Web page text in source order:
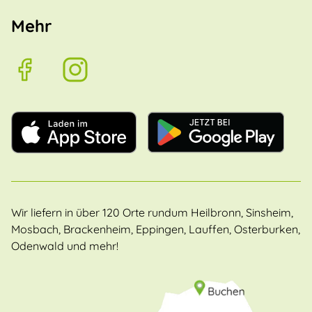
Mehr
Wir liefern in über 120 Orte rundum Heilbronn, Sinsheim,
Mosbach, Brackenheim, Eppingen, Lauffen, Osterburken,
Odenwald und mehr!